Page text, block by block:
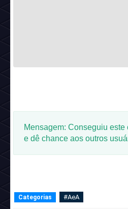
Mensagem: Conseguiu
e dê chance aos outros
Categorias #AeA